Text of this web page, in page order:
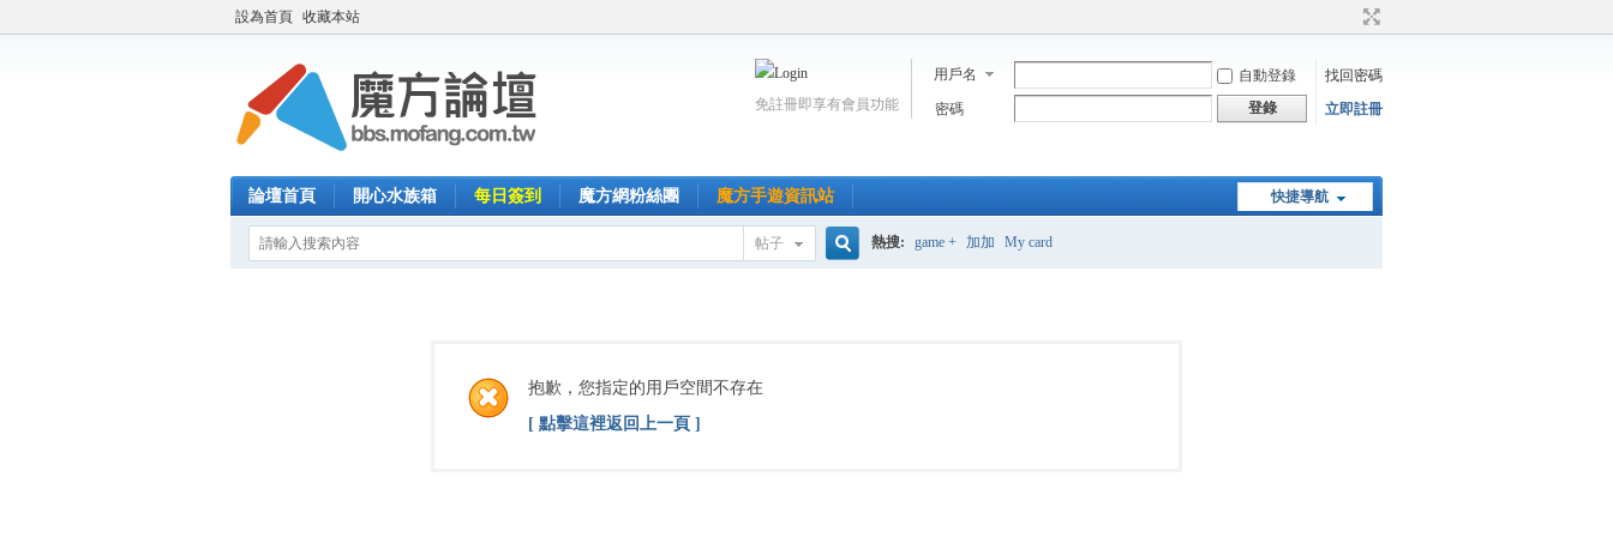
設為首頁 收藏本站
用戶名 自動登錄
找回密碼
密碼
登錄 立即註冊
免註冊即享有會員功能
快捷導航
論壇首頁 開心水族箱 每日簽到 魔方網粉絲團 魔方手遊資訊站
帖子 熱搜: game + 加加 My card
抱歉，您指定的用戶空間不存在
[ 點擊這裡返回上一頁 ]